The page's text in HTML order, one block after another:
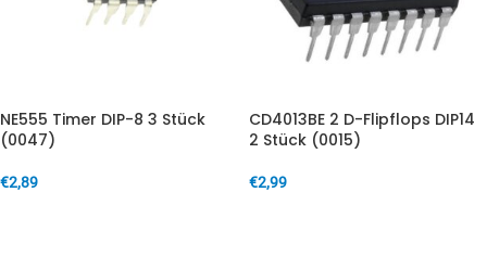
NE555 Timer DIP-8 3 Stück
(0047)
€2,89
CD4013BE 2 D-Flipflops DIP14
2 Stück (0015)
€2,99